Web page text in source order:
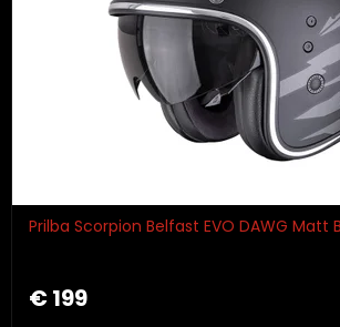
Prilba Scorpion Belfast EVO DAWG Matt
€ 199